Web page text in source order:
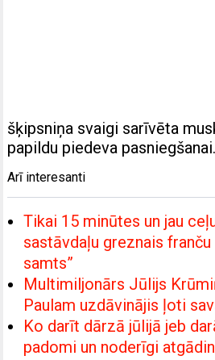
šķipsniņa svaigi sarīvēta
papildu piedeva pasniegšanai.
Arī interesanti
Tikai 15 minūtes un jau
sastāvdaļu greznais
samts”
Multimiljonārs Jūlijs
Paulam uzdāvinājis ļoti
Ko darīt dārzā jūlijā jeb
padomi un noderīgi